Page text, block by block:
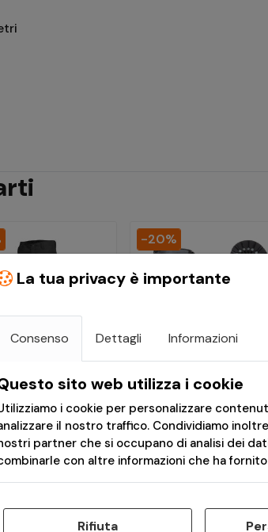
€ 41,89
Militari BDU
Neri -
-20%
€ 76,72
€
Stivali 10 Viti con
in Acciaio Nere - Pure
Trash
Consegna in 24h
La tua privacy è importante
Consenso Dettagli Informazioni
sito web utilizza i cookie
i cookie per personalizzare
il nostro traffico. Condividiamo
partner che si occupano di analisi dei
con altre informazioni che ha
Rifiuta